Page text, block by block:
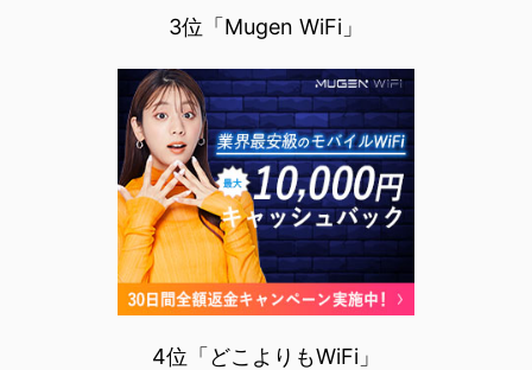
3位「Mugen WiFi」
4位「どこよりもWiFi」